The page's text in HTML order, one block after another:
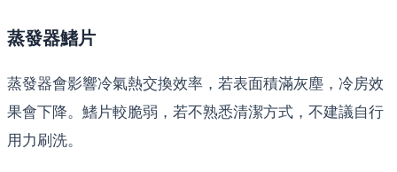
蒸發器鰭片
蒸發器會影響冷氣熱交換效率，若表面積滿灰塵，冷房效
果會下降。鰭片較脆弱，若不熟悉清潔方式，不建議自行
用力刷洗。